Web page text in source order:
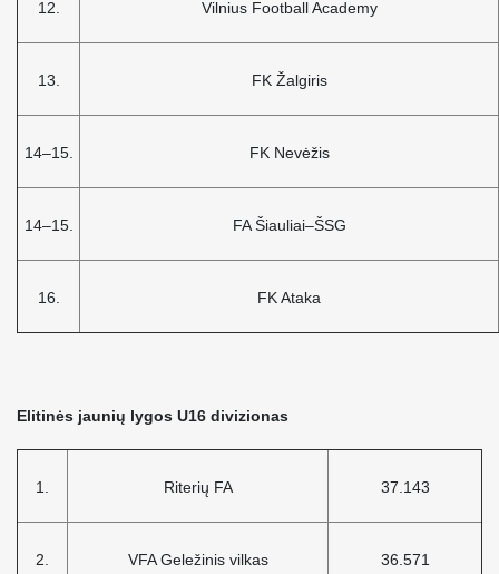
12. Vilnius Football Academy
13. FK Žalgiris
14–15. FK Nevėžis
14–15. FA Šiauliai–ŠSG
16. FK Ataka
Elitinės jaunių lygos U16 divizionas
1. Riterių FA 37.143
2. VFA Geležinis vilkas 36.571